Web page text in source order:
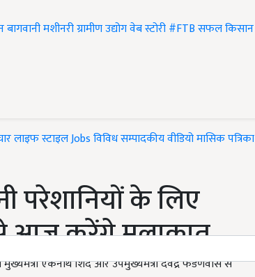
बागवानीमशीनरीग्रामीण उद्योगवेब स्टोरी#FTBसफल किसान
लाइफ स्टाइलJobsविविधसम्पादकीयवीडियोमासिक पत्रिका
परेशानियों के लिए
से आज करेंगे मुलाकात
एकनाथ शिंदे और उपमुख्यमंत्री देवेंद्र फडणवीस से